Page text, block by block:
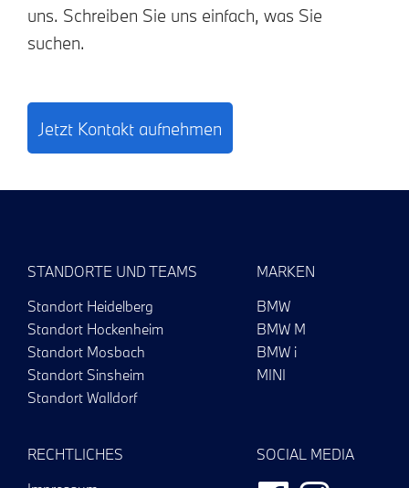
uns. Schreiben Sie uns einfach, was Sie
suchen.
Jetzt Kontakt aufnehmen
STANDORTE UND TEAMS
Standort Heidelberg
Standort Hockenheim
Standort Mosbach
Standort Sinsheim
Standort Walldorf
MARKEN
BMW
BMW M
BMW i
MINI
RECHTLICHES
SOCIAL MEDIA